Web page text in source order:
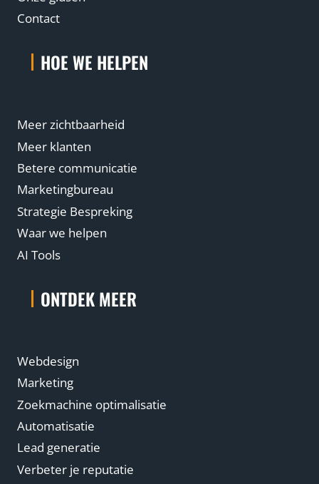
Contact
HOE WE HELPEN
Meer zichtbaarheid
Meer klanten
Betere communicatie
Marketingbureau
Strategie Bespreking
Waar we helpen
AI Tools
ONTDEK MEER
Webdesign
Marketing
Zoekmachine optimalisatie
Automatisatie
Lead generatie
Verbeter je reputatie